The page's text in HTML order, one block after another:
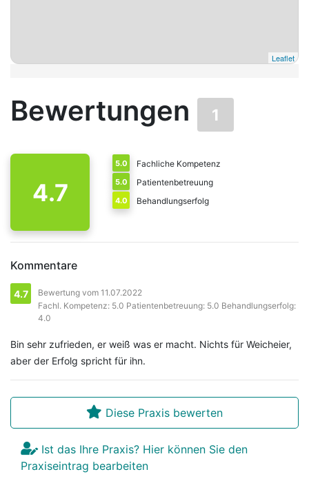
Leaflet
Bewertungen 1
4.7
5.0 Fachliche Kompetenz
5.0 Patientenbetreuung
4.0 Behandlungserfolg
Kommentare
4.7
Bewertung vom 11.07.2022
Fachl. Kompetenz: 5.0 Patientenbetreuung: 5.0 Behandlungserfolg:
4.0
Bin sehr zufrieden, er weiß was er macht. Nichts für Weicheier,
aber der Erfolg spricht für ihn.
Diese Praxis bewerten
Ist das Ihre Praxis? Hier können Sie den
Praxiseintrag bearbeiten